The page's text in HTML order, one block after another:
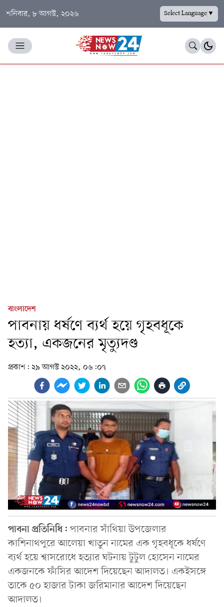
শনিবার, ৮ আগস্ট, ২০২৬ Select Language▼
বাংলাদেশ
পাবনায় ধর্ষণে ব্যর্থ হয়ে গৃহবধূকে
হত্যা, একজনের মৃত্যুদণ্ড
প্রকাশ: ২৯ আগস্ট ২০২২, ০৬:০৭
পাবনা প্রতিনিধি: পাবনার সাঁথিয়া উপজেলার
কাশিনাথপুরে আলেয়া খাতুন নামের এক গৃহবধূকে ধর্ষণে
ব্যর্থ হয়ে শ্বাসরোধে হত্যার ঘটনায় টুটুল হোসেন নামের
একজনকে ফাঁসির আদেশ দিয়েছেন আদালত। একইসঙ্গে
তাকে ৫০ হাজার টাকা জরিমানার আদেশ দিয়েছেন
আদালত।